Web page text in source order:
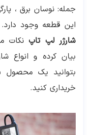
جمله: نوسان برق ،
این قطعه وجود دارد.
شارژر لپ تاپنکات
بیان کرده و انواع
بتوانید یک محصول
خریداری کنید.